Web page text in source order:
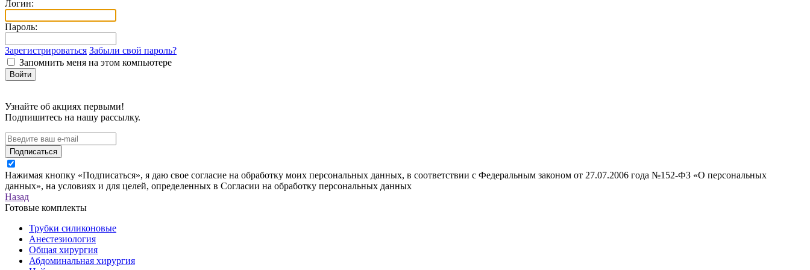
Логин:
Пароль:
Зарегистрироваться Забыли свой пароль?
Запомнить меня на этом компьютере
Узнайте об акциях первыми!
Подпишитесь на нашу рассылку.
Подписаться
Нажимая кнопку «Подписаться», я даю свое согласие на обработку моих персональных данных, в соответствии с Федеральным законом от 27.07.2006 года №152-ФЗ «О персональных
данных», на условиях и для целей, определенных в Согласии на обработку персональных данных
Назад
Готовые комплекты
Трубки силиконовые
Анестезиология
Общая хирургия
Абдоминальная хирургия